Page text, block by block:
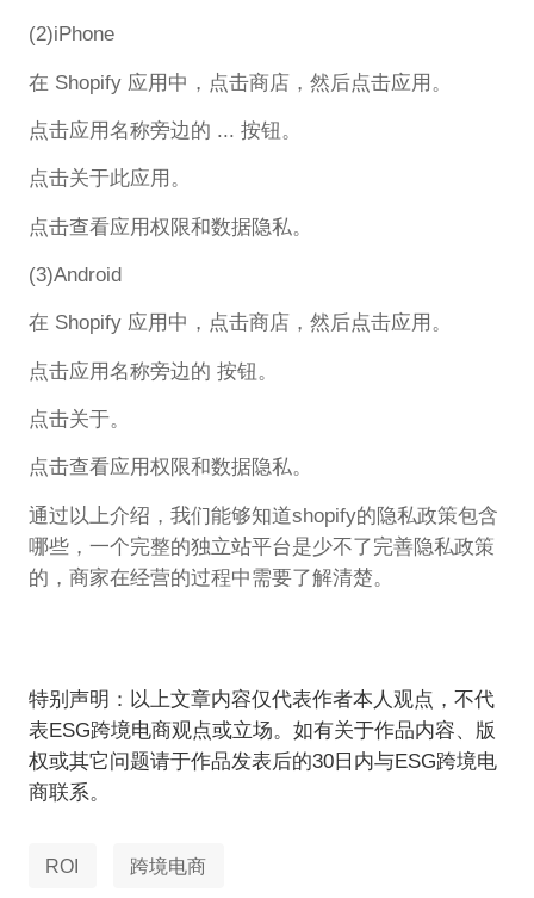
(2)iPhone
在 Shopify 应用中，点击商店，然后点击应用。
点击应用名称旁边的 ... 按钮。
点击关于此应用。
点击查看应用权限和数据隐私。
(3)Android
在 Shopify 应用中，点击商店，然后点击应用。
点击应用名称旁边的 按钮。
点击关于。
点击查看应用权限和数据隐私。
通过以上介绍，我们能够知道shopify的隐私政策包含
哪些，一个完整的独立站平台是少不了完善隐私政策
的，商家在经营的过程中需要了解清楚。
特别声明：以上文章内容仅代表作者本人观点，不代
表ESG跨境电商观点或立场。如有关于作品内容、版
权或其它问题请于作品发表后的30日内与ESG跨境电
商联系。
ROI 跨境电商